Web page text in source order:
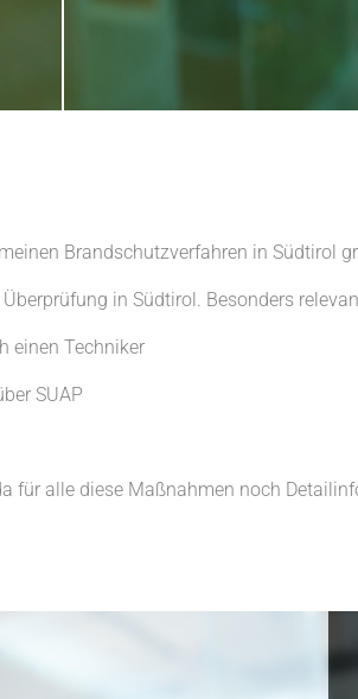
Brandschutzverfahren in Südtirol
in Südtirol. Besonders
einen Techniker
SUAP
für alle diese Maßnahmen noch